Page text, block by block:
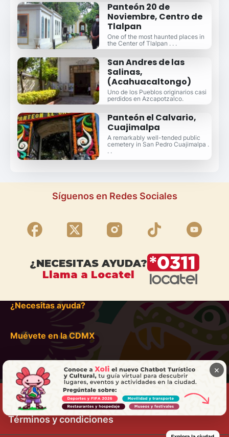
Panteón 20 de
Noviembre, Centro de
Tlalpan
One of the most haunted places in
the Center of Tlalpan . . .
San Andres de las
Salinas,
(Acahuacaltongo)
Uno de los Pueblos originarios casi
perdidos en Azcapotzalco.
Panteón el Calvario,
Cuajimalpa
A remarkably well-tended public
cemetery in San Pedro Cuajimalpa .
. .
Síguenos en Redes Sociales
¿NECESITAS AYUDA?
Llama a Locatel
¿Necesitas ayuda?
Muévete en la CDMX
Términos y condiciones
×